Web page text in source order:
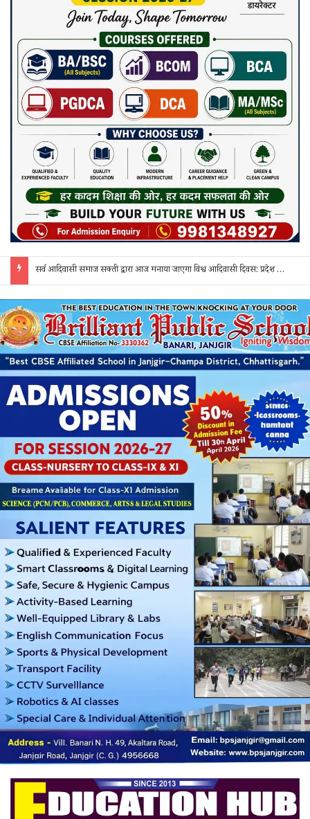
सरगुजा में शादी के नाम पर धोखाधड़ी का आरोप: 3 दिन बाद दुल्हन अचानक गायब, वापस बुलाने पर मांगे 50 हजार; पीड़िता ने एसपी से लगाई गुहार